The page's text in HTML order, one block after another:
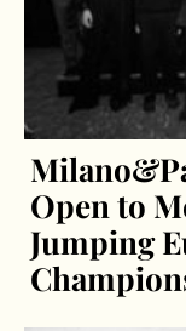
Open to
Jumping